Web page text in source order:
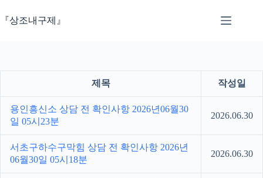
문『상조내구제』
제목 작성일
용인흥신소 상담 전 확인사항 2026년06월30
일 05시23분
2026.06.30
서초구하수구막힘 상담 전 확인사항 2026년
06월30일 05시18분
2026.06.30